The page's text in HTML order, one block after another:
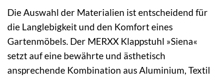
Die Auswahl der Materialien ist entscheidend für
die Langlebigkeit und den Komfort eines
Gartenmöbels. Der MERXX Klappstuhl »Siena«
setzt auf eine bewährte und ästhetisch
ansprechende Kombination aus Aluminium, Textil